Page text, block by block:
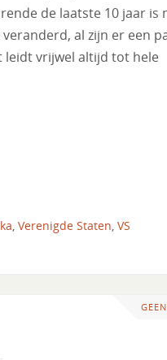
de laatste 10 jaar is
al zijn er een
leidt vrijwel altijd tot hele
, Verenigde Staten, VS